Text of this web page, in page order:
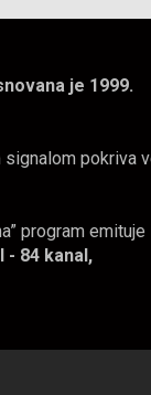
je 1999.
signalom pokriva
program emituje
- 84 kanal,